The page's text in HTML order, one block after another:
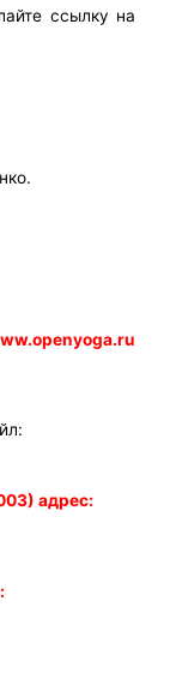
ссылку на
адрес: